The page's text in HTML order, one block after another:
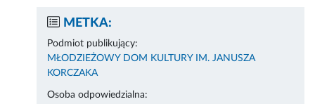
METKA:
Podmiot publikujący:
MŁODZIEŻOWY DOM KULTURY IM. JANUSZA
KORCZAKA
Osoba odpowiedzialna: